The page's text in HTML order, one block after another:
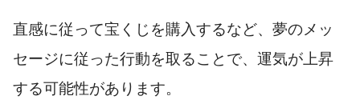
直感に従って宝くじを購入するなど、夢のメッ
セージに従った行動を取ることで、運気が上昇
する可能性があります。